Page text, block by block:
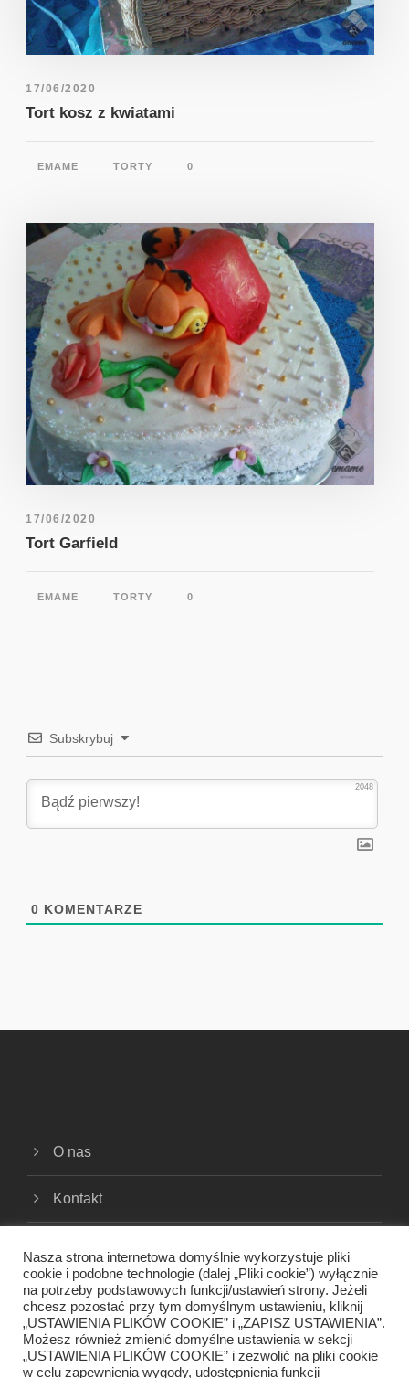
17/06/2020
Tort kosz z kwiatami
EMAME TORTY 0
17/06/2020
Tort Garfield
EMAME TORTY 0
Subskrybuj
2048
0 KOMENTARZE
O nas
Kontakt
Polityka prywatności
Regulamin
Nasza strona internetowa domyślnie wykorzystuje pliki
cookie i podobne technologie (dalej „Pliki cookie”) wyłącznie
na potrzeby podstawowych funkcji/ustawień strony. Jeżeli
chcesz pozostać przy tym domyślnym ustawieniu, kliknij
„USTAWIENIA PLIKÓW COOKIE” i „ZAPISZ USTAWIENIA”.
Możesz również zmienić domyślne ustawienia w sekcji
„USTAWIENIA PLIKÓW COOKIE” i zezwolić na pliki cookie
w celu zapewnienia wygody, udostępnienia funkcji